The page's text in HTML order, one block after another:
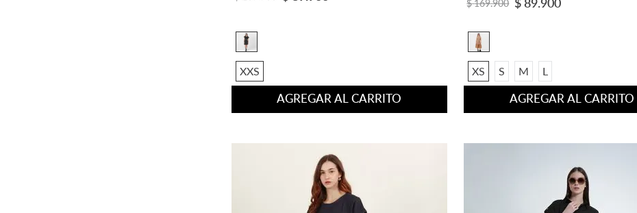
XXS
AGREGAR AL CARRITO
$169.900
XS S M L
AGREGAR AL CARRITO